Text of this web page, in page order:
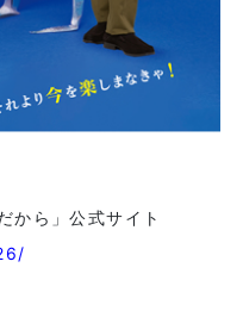
ら」公式サイト